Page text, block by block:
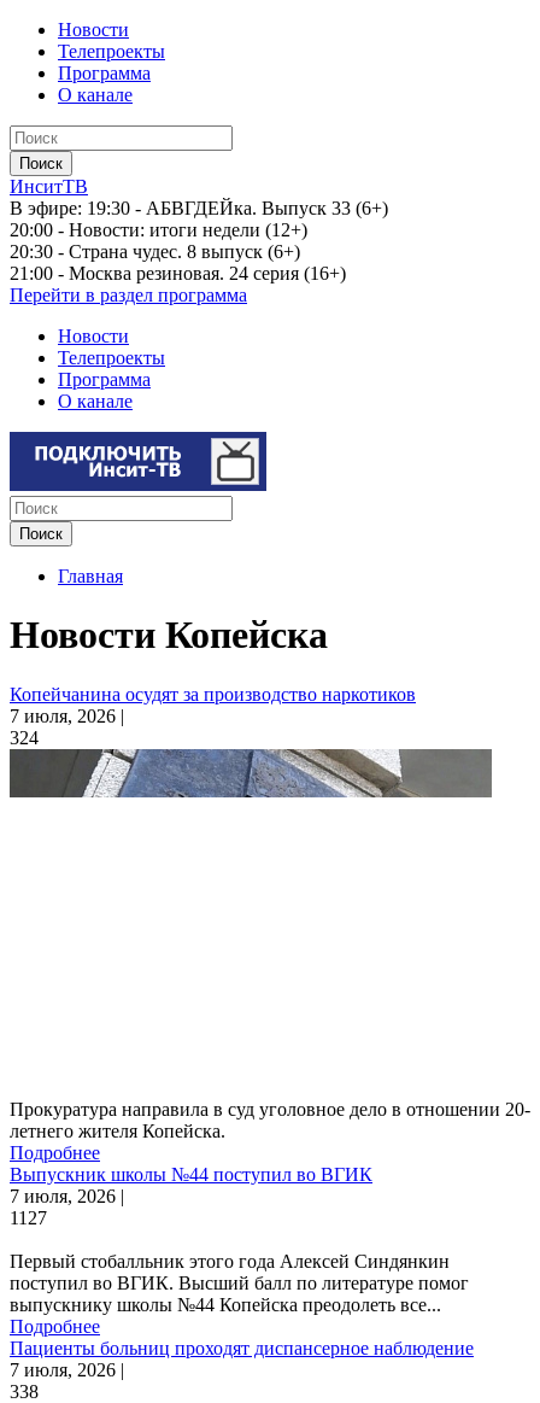
Новости
Телепроекты
Программа
О канале
ИнситТВ
В эфире: 19:30 - АБВГДЕЙка. Выпуск 33 (6+)
20:00 - Новости: итоги недели (12+)
20:30 - Страна чудес. 8 выпуск (6+)
21:00 - Москва резиновая. 24 серия (16+)
Перейти в раздел программа
Новости
Телепроекты
Программа
О канале
Главная
Новости Копейска
Копейчанина осудят за производство наркотиков
7 июля, 2026 |
324
Прокуратура направила в суд уголовное дело в отношении 20-
летнего жителя Копейска.
Подробнее
Выпускник школы №44 поступил во ВГИК
7 июля, 2026 |
1127
Первый стобалльник этого года Алексей Синдянкин
поступил во ВГИК. Высший балл по литературе помог
выпускнику школы №44 Копейска преодолеть все...
Подробнее
Пациенты больниц проходят диспансерное наблюдение
7 июля, 2026 |
338